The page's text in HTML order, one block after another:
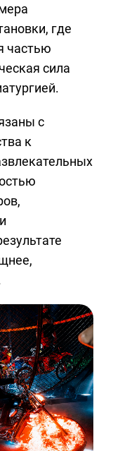
где
частью
сила
с
к